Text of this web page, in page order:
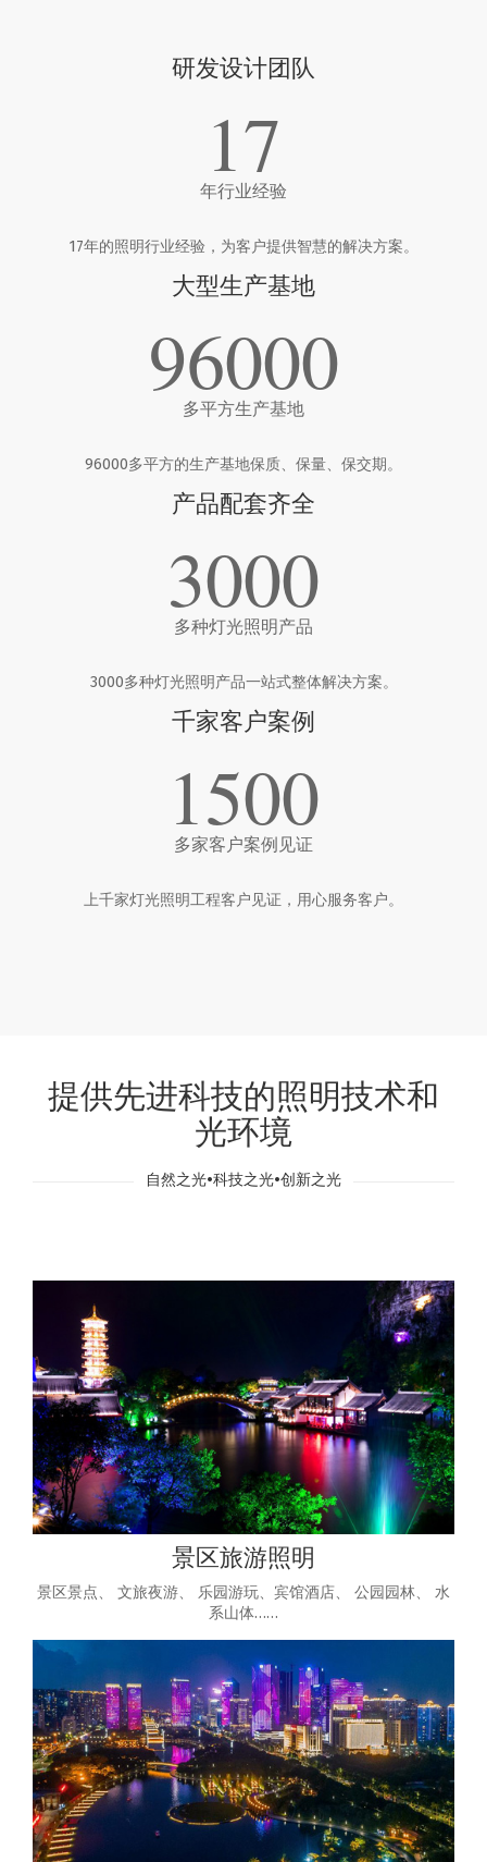
研发设计团队
17
年行业经验
17年的照明行业经验，为客户提供智慧的解决方案。
大型生产基地
96000
多平方生产基地
96000多平方的生产基地保质、保量、保交期。
产品配套齐全
3000
多种灯光照明产品
3000多种灯光照明产品一站式整体解决方案。
千家客户案例
1500
多家客户案例见证
上千家灯光照明工程客户见证，用心服务客户。
提供先进科技的照明技术和
光环境
自然之光•科技之光•创新之光
景区旅游照明
景区景点、 文旅夜游、 乐园游玩、宾馆酒店、 公园园林、 水
系山体……